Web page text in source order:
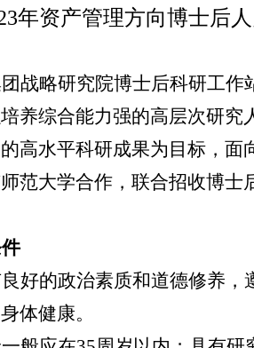
年资产管理方向博士后
战略研究院博士后科研工作
养综合能力强的高层次研究
高水平科研成果为目标，面
范大学合作，联合招收博士
良好的政治素质和道德修养
体健康。